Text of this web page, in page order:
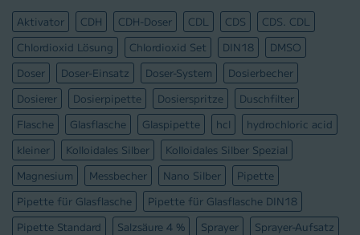
Aktivator CDH CDH-Doser CDL CDS
CDS. CDL
Chlordioxid Lösung
Chlordioxid Set DIN18
DMSO
Doser
Doser-Einsatz Doser-System
Dosierbecher
Dosierer
Dosierpipette Dosierspritze
Duschfilter
Flasche
Glasflasche Glaspipette hcl
hydrochloric acid
kleiner
Kolloidales Silber
Kolloidales Silber Spezial
Magnesium
Messbecher Nano Silber
Pipette
Pipette für Glasflasche
Pipette für Glasflasche DIN18
Pipette Standard
Salzsäure 4 % Sprayer
Sprayer-Aufsatz